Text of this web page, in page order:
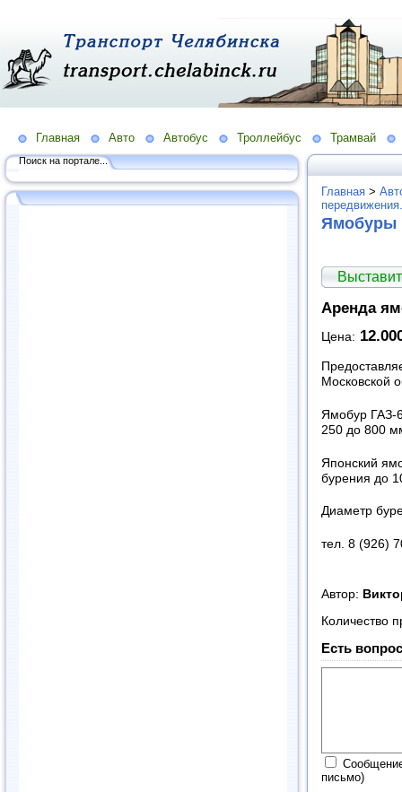
Главная Авто Автобус Троллейбус Трамвай
Поиск на портале...
Главная >
Ямобуры
Аренда
Цена:
Московской
Ямобур ГАЗ-
250 до 800
Японский
бурения до
Диаметр
тел. 8 (926)
Автор:
Количество
Есть
письмо)